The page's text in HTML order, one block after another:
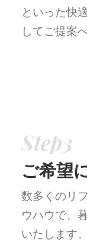
といった快
してご提案
Step3
ご希望
数多くのリ
ウハウで、
いたします。